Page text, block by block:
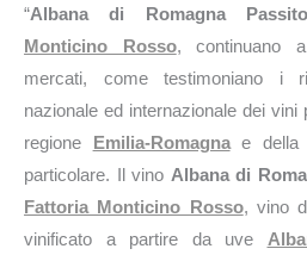
“Albana di Romagna
Monticino Rosso, continuano
mercati, come testimoniano i
nazionale ed internazionale dei vini
regione Emilia-Romagnae della
particolare. Il vino Albana di
Fattoria Monticino Rosso, vino
vinificato a partire da uve